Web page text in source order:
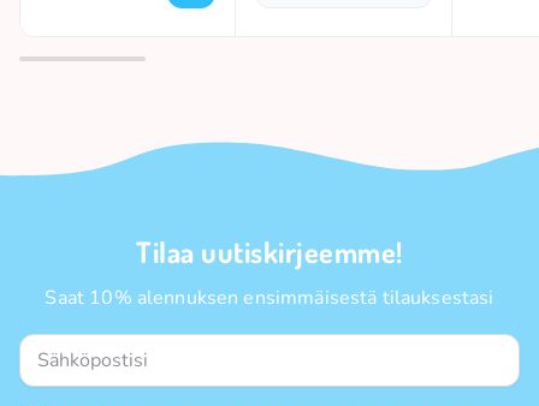
Tilaa uutiskirjeemme!
Saat 10% alennuksen ensimmäisestä tilauksestasi